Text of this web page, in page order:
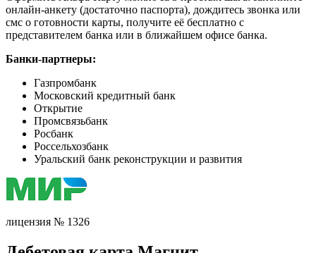
онлайн-анкету (достаточно паспорта), дождитесь звонка или
смс о готовности карты, получите её бесплатно с
представителем банка или в ближайшем офисе банка.
Банки-партнеры:
Газпромбанк
Московский кредитный банк
Открытие
Промсвязьбанк
Росбанк
Россельхозбанк
Уральский банк реконструкции и развития
лицензия № 1326